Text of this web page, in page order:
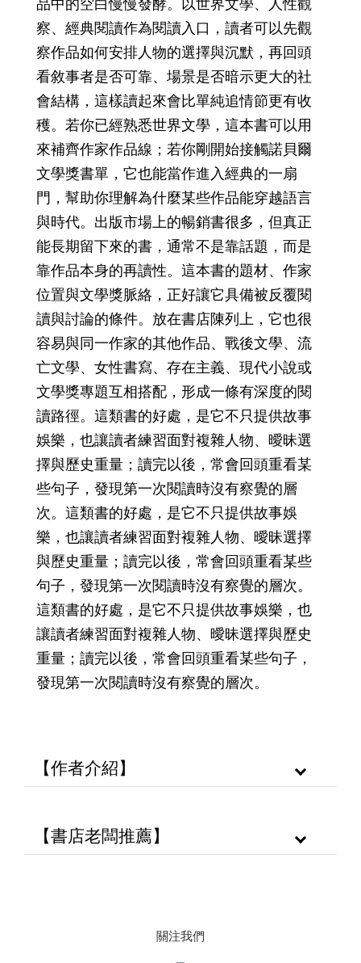
品中的空白慢慢發酵。以世界文學、人性觀
察、經典閱讀作為閱讀入口，讀者可以先觀
察作品如何安排人物的選擇與沉默，再回頭
看敘事者是否可靠、場景是否暗示更大的社
會結構，這樣讀起來會比單純追情節更有收
穫。若你已經熟悉世界文學，這本書可以用
來補齊作家作品線；若你剛開始接觸諾貝爾
文學獎書單，它也能當作進入經典的一扇
門，幫助你理解為什麼某些作品能穿越語言
與時代。出版市場上的暢銷書很多，但真正
能長期留下來的書，通常不是靠話題，而是
靠作品本身的再讀性。這本書的題材、作家
位置與文學獎脈絡，正好讓它具備被反覆閱
讀與討論的條件。放在書店陳列上，它也很
容易與同一作家的其他作品、戰後文學、流
亡文學、女性書寫、存在主義、現代小說或
文學獎專題互相搭配，形成一條有深度的閱
讀路徑。這類書的好處，是它不只提供故事
娛樂，也讓讀者練習面對複雜人物、曖昧選
擇與歷史重量；讀完以後，常會回頭重看某
些句子，發現第一次閱讀時沒有察覺的層
次。這類書的好處，是它不只提供故事娛
樂，也讓讀者練習面對複雜人物、曖昧選擇
與歷史重量；讀完以後，常會回頭重看某些
句子，發現第一次閱讀時沒有察覺的層次。
這類書的好處，是它不只提供故事娛樂，也
讓讀者練習面對複雜人物、曖昧選擇與歷史
重量；讀完以後，常會回頭重看某些句子，
發現第一次閱讀時沒有察覺的層次。
【作者介紹】
【書店老闆推薦】
關注我們